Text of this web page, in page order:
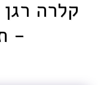
-